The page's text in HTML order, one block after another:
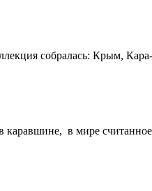
собралась: Крым,
в мире cчитанное